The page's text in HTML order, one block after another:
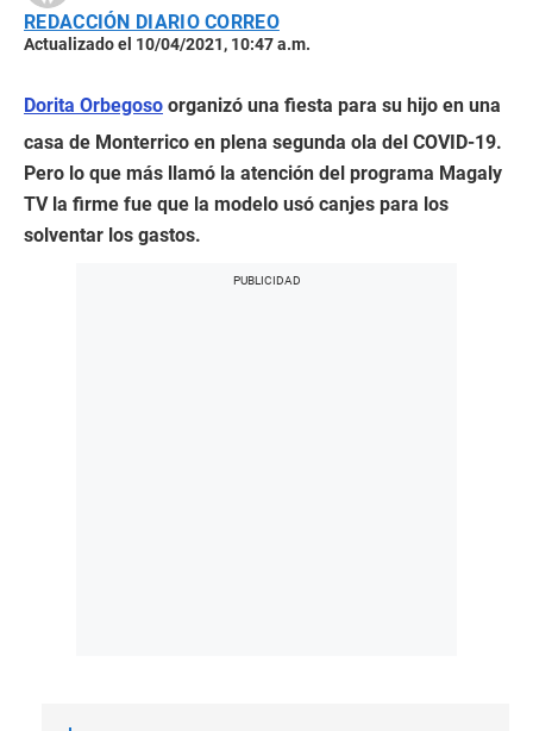
REDACCIÓN DIARIO CORREO
Actualizado el 10/04/2021, 10:47 a.m.
Dorita Orbegoso organizó una fiesta para su hijo en una
casa de Monterrico en plena segunda ola del COVID-19.
Pero lo que más llamó la atención del programa Magaly
TV la firme fue que la modelo usó canjes para los
solventar los gastos.